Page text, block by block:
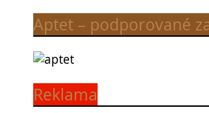
Aptet – podporované
Reklama